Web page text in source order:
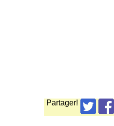
Partager!